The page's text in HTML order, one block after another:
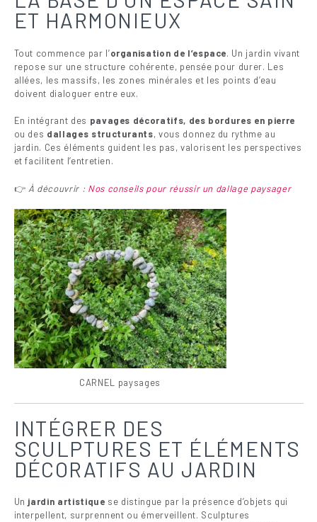
ET HARMONIEUX
Tout commence par l’organisation de l’espace. Un jardin vivant
repose sur une structure cohérente, pensée pour durer. Les
allées, les massifs, les zones minérales et les points d’eau
doivent dialoguer entre eux.
En intégrant des pavages décoratifs, des bordures en pierre
ou des dallages structurants, vous donnez du rythme au
jardin. Ces éléments guident les pas, valorisent les perspectives
et facilitent l’entretien.
👉 À découvrir : Nos conseils pour réussir un dallage paysager
CARNEL paysages
INTÉGRER DES
SCULPTURES ET ÉLÉMENTS
DÉCORATIFS AU JARDIN
Un jardin artistique se distingue par la présence d’objets qui
interpellent, surprennent ou émerveillent. Sculptures